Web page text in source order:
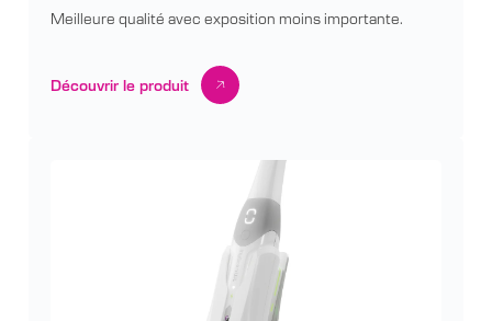
Meilleure qualité avec exposition moins importante.
Découvrir le produit